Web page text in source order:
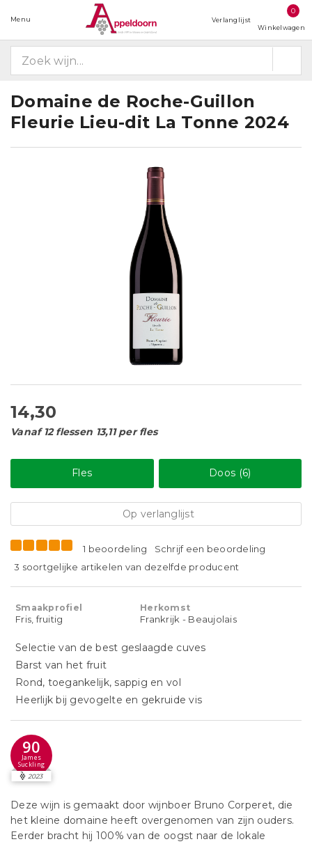
Menu Verlanglijst
0
Winkelwagen
Domaine de Roche-Guillon
Fleurie Lieu-dit La Tonne 2024
14,30
Vanaf 12 flessen 13,11 per fles
Fles Doos (6)
Op verlanglijst
1 beoordeling
Schrijf een beoordeling
3 soortgelijke artikelen van dezelfde producent
Smaakprofiel
Fris, fruitig
Herkomst
Frankrijk - Beaujolais
Selectie van de best geslaagde cuves
Barst van het fruit
Rond, toegankelijk, sappig en vol
Heerlijk bij gevogelte en gekruide vis
90
James
Suckling
2023
Deze wijn is gemaakt door wijnboer Bruno Corperet, die
het kleine domaine heeft overgenomen van zijn ouders.
Eerder bracht hij 100% van de oogst naar de lokale